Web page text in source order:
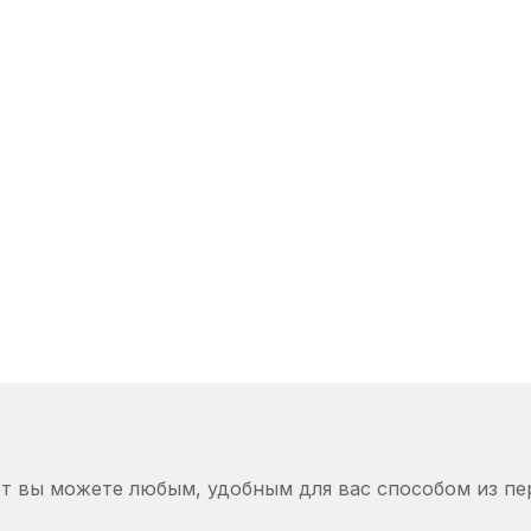
вы можете любым, удобным для вас способом из